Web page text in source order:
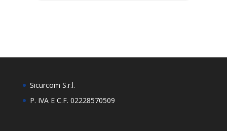
Sicurcom S.r.l.
P. IVA E C.F. 02228570509